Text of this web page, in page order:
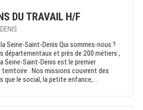
DU TRAVAIL H/F
Seine-Saint-Denis Qui sommes-nous ?
départementaux et près de 200 métiers ,
Seine-Saint-Denis est le premier
territoire . Nos missions couvrent des
que le social, la petite enfance,...